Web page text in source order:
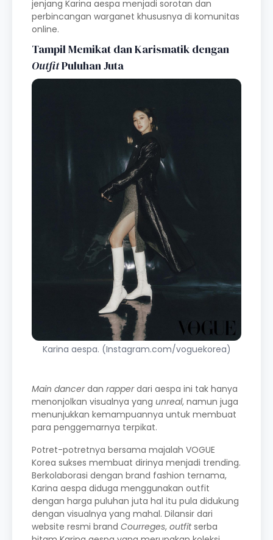
jenjang Karina aespa menjadi sorotan dan
perbincangan warganet khususnya di komunitas
online.
Tampil Memikat dan Karismatik dengan
OutfitPuluhan Juta
Karina aespa. (Instagram.com/voguekorea)
Main dancerdan rapperdari aespa ini tak hanya
menonjolkan visualnya yang unreal, namun juga
menunjukkan kemampuannya untuk membuat
para penggemarnya terpikat.
Potret-potretnya bersama majalah VOGUE
Korea sukses membuat dirinya menjadi trending.
Berkolaborasi dengan brand fashion ternama,
Karina aespa diduga menggunakan outfit
dengan harga puluhan juta hal itu pula didukung
dengan visualnya yang mahal. Dilansir dari
website resmi brand Courreges, outfitserba